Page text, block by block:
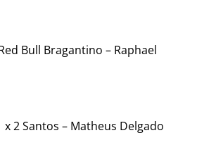
Bull Bragantino – Raphael
2 Santos – Matheus Delgado